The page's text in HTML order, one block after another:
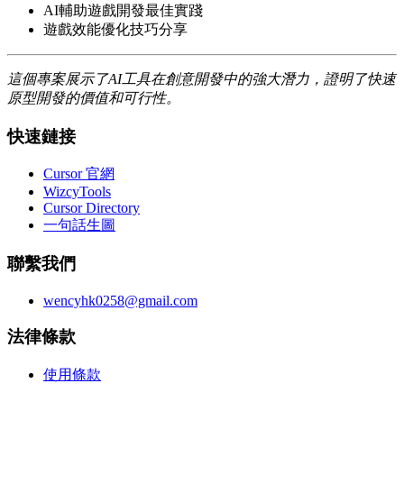
AI輔助遊戲開發最佳實踐
遊戲效能優化技巧分享
這個專案展示了AI工具在創意開發中的強大潛力，證明了快速
原型開發的價值和可行性。
快速鏈接
Cursor 官網
WizcyTools
Cursor Directory
一句話生圖
聯繫我們
wencyhk0258@gmail.com
法律條款
使用條款